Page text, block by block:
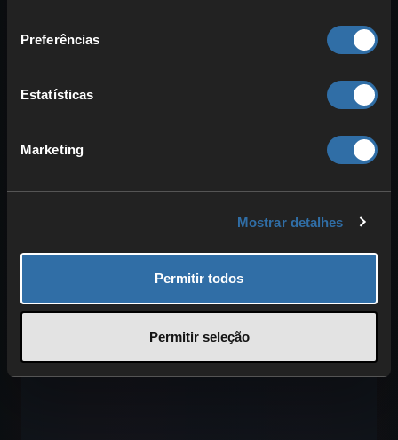
Preferências
Estatísticas
Marketing
Mostrar detalhes
Permitir todos
Permitir seleção
certos materiais. Por um lado, podes
e evitar fabricá-los. As
disso, há hipótese de obter